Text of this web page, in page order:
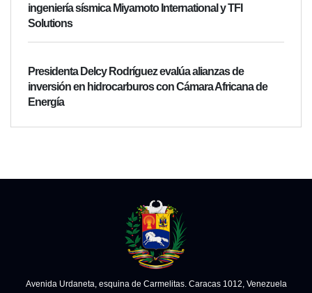
ingeniería sísmica Miyamoto International y TFI
Solutions
Presidenta Delcy Rodríguez evalúa alianzas de
inversión en hidrocarburos con Cámara Africana de
Energía
Avenida Urdaneta, esquina de Carmelitas. Caracas 1012, Venezuela